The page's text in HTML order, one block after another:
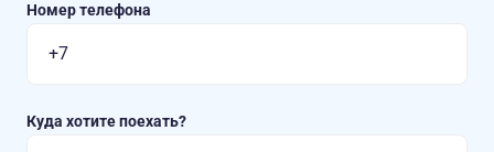
Номер телефона
Куда хотите поехать?